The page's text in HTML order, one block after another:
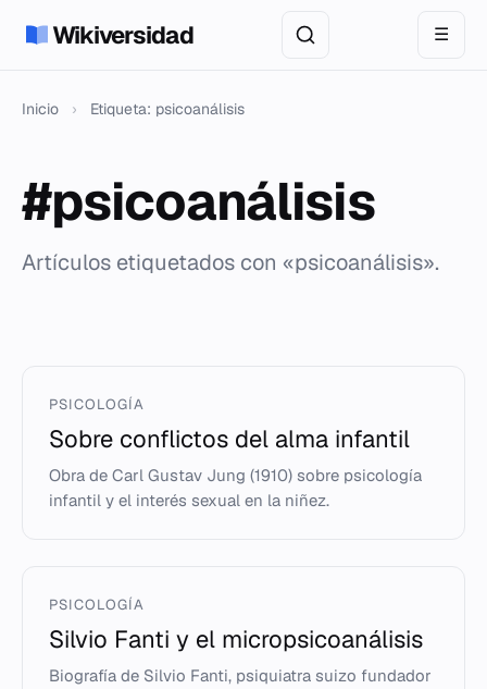
Wikiversidad ☰
Inicio › Etiqueta: psicoanálisis
#psicoanálisis
Artículos etiquetados con «psicoanálisis».
PSICOLOGÍA
Sobre conflictos del alma infantil
Obra de Carl Gustav Jung (1910) sobre psicología
infantil y el interés sexual en la niñez.
PSICOLOGÍA
Silvio Fanti y el micropsicoanálisis
Biografía de Silvio Fanti, psiquiatra suizo fundador